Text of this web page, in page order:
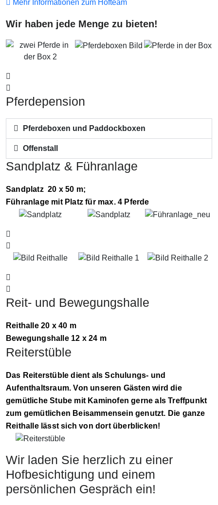
Mehr Informationen zum Hofteam
Wir haben jede Menge zu bieten!​
Pferdepension
Pferdeboxen und Paddockboxen
Offenstall
Sandplatz & Führanlage
Sandplatz 20 x 50 m;
Führanlage mit Platz für max. 4 Pferde
Reit- und Bewegungshalle
Reithalle 20 x 40 m
Bewegungshalle 12 x 24 m
Reiterstüble
Das Reiterstüble dient als Schulungs- und
Aufenthaltsraum. Von unseren Gästen wird die
gemütliche Stube mit Kaminofen gerne als Treffpunkt
zum gemütlichen Beisammensein genutzt. Die ganze
Reithalle lässt sich von dort überblicken!
Wir laden Sie herzlich zu einer
Hofbesichtigung und einem
persönlichen Gespräch ein!